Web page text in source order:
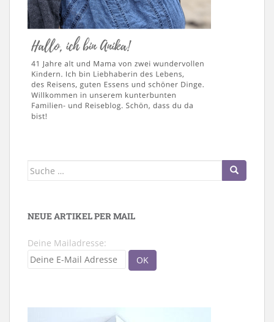
Suche
NEUE ARTIKEL PER MAIL
Deine Mailadresse: